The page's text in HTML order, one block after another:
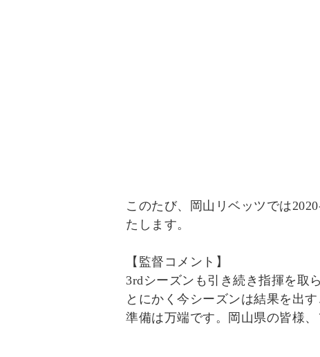
このたび、岡山リベッツでは
たします。
【監督コメント】
3rdシーズンも引き続き指揮を取
とにかく今シーズンは結果を出
準備は万端です。岡山県の皆様